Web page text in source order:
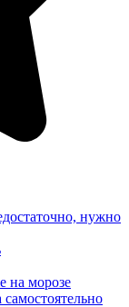
нужно
на морозе